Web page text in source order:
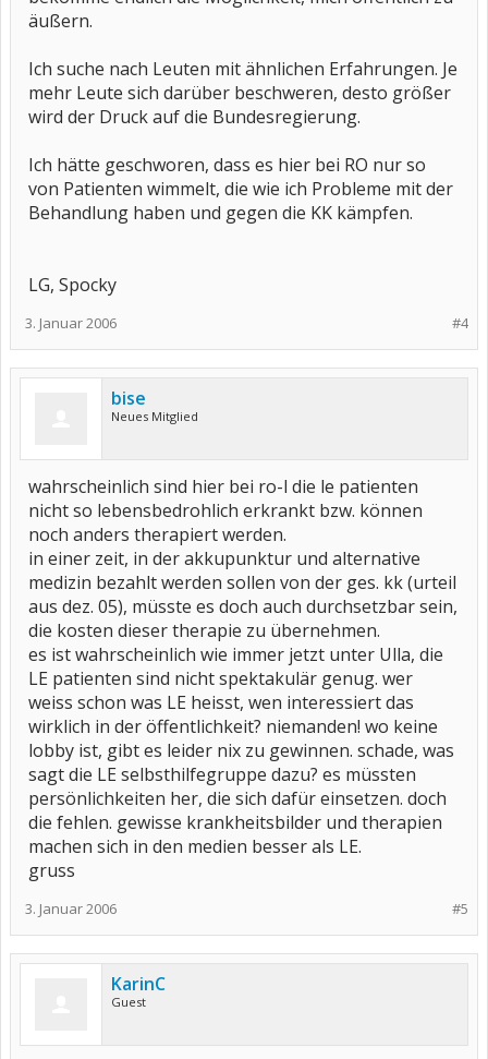
äußern.
Ich suche nach Leuten mit ähnlichen Erfahrungen. Je
mehr Leute sich darüber beschweren, desto größer
wird der Druck auf die Bundesregierung.
Ich hätte geschworen, dass es hier bei RO nur so
von Patienten wimmelt, die wie ich Probleme mit der
Behandlung haben und gegen die KK kämpfen.
LG, Spocky
#4
3. Januar 2006
bise
Neues Mitglied
wahrscheinlich sind hier bei ro-l die le patienten
nicht so lebensbedrohlich erkrankt bzw. können
noch anders therapiert werden.
in einer zeit, in der akkupunktur und alternative
medizin bezahlt werden sollen von der ges. kk (urteil
aus dez. 05), müsste es doch auch durchsetzbar sein,
die kosten dieser therapie zu übernehmen.
es ist wahrscheinlich wie immer jetzt unter Ulla, die
LE patienten sind nicht spektakulär genug. wer
weiss schon was LE heisst, wen interessiert das
wirklich in der öffentlichkeit? niemanden! wo keine
lobby ist, gibt es leider nix zu gewinnen. schade, was
sagt die LE selbsthilfegruppe dazu? es müssten
persönlichkeiten her, die sich dafür einsetzen. doch
die fehlen. gewisse krankheitsbilder und therapien
machen sich in den medien besser als LE.
gruss
#5
3. Januar 2006
KarinC
Guest